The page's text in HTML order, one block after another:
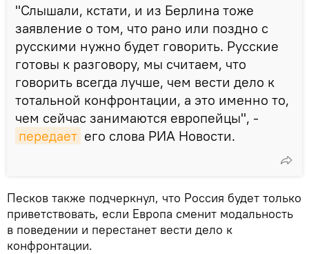
"Слышали, кстати, и из Берлина тоже
заявление о том, что рано или поздно с
русскими нужно будет говорить. Русские
готовы к разговору, мы считаем, что
говорить всегда лучше, чем вести дело к
тотальной конфронтации, а это именно то,
чем сейчас занимаются европейцы", -
передает его слова РИА Новости.
Песков также подчеркнул, что Россия будет только
приветствовать, если Европа сменит модальность
в поведении и перестанет вести дело к
конфронтации.